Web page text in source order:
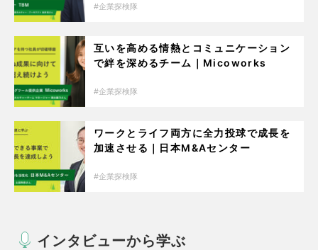
企業探検隊
互いを高める情熱とコミュニケーション
で絆を深めるチーム｜Micoworks
企業探検隊
ワークとライフ両方に全力投球で成長を
加速させる｜日本M&Aセンター
企業探検隊
インタビューから学ぶ